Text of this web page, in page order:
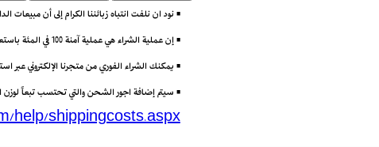
• نود ان نلفت انتباه زبائننا الكرام إلى أن
• إن عملية الشراء هي عملية آمنة 100 في المئة باستعمال تقنية (Secure Socket Layer) أو SSL التي تتيح إرسال البيانات مشفرة عبر الانترنت.
• يمكنك الشراء الفوري من متجرنا الإلكتروني
• سيتم إضافة اجور الشحن والتي تحتسب تبعاً لوزن
help/shippingcosts.aspx